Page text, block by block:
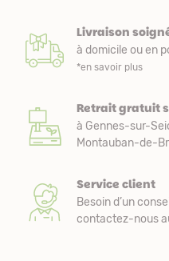
Livraison
à domicile ou en
*en savoir plus
Retrait gratuit
à Gennes-sur-
Montauban-de-
Service client
Besoin d’un
contactez-nous